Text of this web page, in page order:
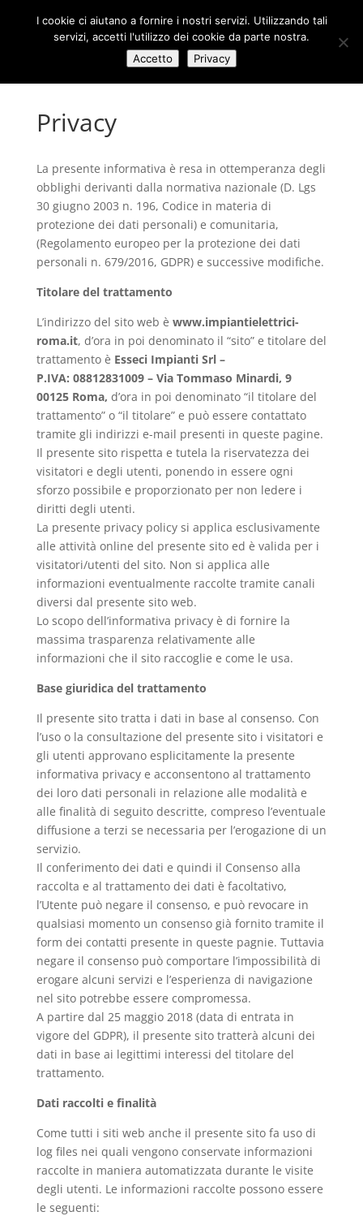
Privacy
La presente informativa è resa in ottemperanza degli
obblighi derivanti dalla normativa nazionale (D. Lgs
30 giugno 2003 n. 196, Codice in materia di
protezione dei dati personali) e comunitaria,
(Regolamento europeo per la protezione dei dati
personali n. 679/2016, GDPR) e successive modifiche.
Titolare del trattamento
L’indirizzo del sito web è www.impiantielettrici-
roma.it, d’ora in poi denominato il “sito” e titolare del
trattamento è Esseci Impianti Srl –
P.IVA: 08812831009 – Via Tommaso Minardi, 9
00125 Roma, d’ora in poi denominato “il titolare del
trattamento” o “il titolare” e può essere contattato
tramite gli indirizzi e-mail presenti in queste pagine.
Il presente sito rispetta e tutela la riservatezza dei
visitatori e degli utenti, ponendo in essere ogni
sforzo possibile e proporzionato per non ledere i
diritti degli utenti.
La presente privacy policy si applica esclusivamente
alle attività online del presente sito ed è valida per i
visitatori/utenti del sito. Non si applica alle
informazioni eventualmente raccolte tramite canali
diversi dal presente sito web.
Lo scopo dell’informativa privacy è di fornire la
massima trasparenza relativamente alle
informazioni che il sito raccoglie e come le usa.
Base giuridica del trattamento
Il presente sito tratta i dati in base al consenso. Con
l’uso o la consultazione del presente sito i visitatori e
gli utenti approvano esplicitamente la presente
informativa privacy e acconsentono al trattamento
dei loro dati personali in relazione alle modalità e
alle finalità di seguito descritte, compreso l’eventuale
diffusione a terzi se necessaria per l’erogazione di un
servizio.
Il conferimento dei dati e quindi il Consenso alla
raccolta e al trattamento dei dati è facoltativo,
l’Utente può negare il consenso, e può revocare in
qualsiasi momento un consenso già fornito tramite il
form dei contatti presente in queste pagnie. Tuttavia
negare il consenso può comportare l’impossibilità di
erogare alcuni servizi e l’esperienza di navigazione
nel sito potrebbe essere compromessa.
A partire dal 25 maggio 2018 (data di entrata in
vigore del GDPR), il presente sito tratterà alcuni dei
dati in base ai legittimi interessi del titolare del
trattamento.
Dati raccolti e finalità
Come tutti i siti web anche il presente sito fa uso di
log files nei quali vengono conservate informazioni
raccolte in maniera automatizzata durante le visite
degli utenti. Le informazioni raccolte possono essere
le seguenti:
I cookie ci aiutano a fornire i nostri servizi. Utilizzando tali
servizi, accetti l'utilizzo dei cookie da parte nostra.
Accetto
Privacy